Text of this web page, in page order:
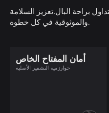
العربية
हिन्दी
Português (Brasil)
Español (Argentina)
براحة البال.تعزيز السلامة
والموثوقية في كل خطوة.
أمان المفتاح الخاص
خوارزمية التشفير الأصلية